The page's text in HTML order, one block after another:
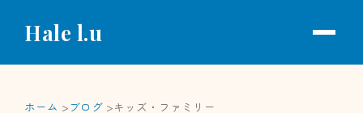
Hale l.u
ホーム ブログ キッズ・ファミリー